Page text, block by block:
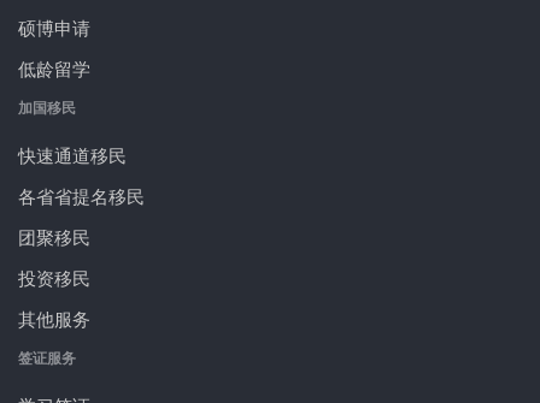
硕博申请
低龄留学
加国移民
快速通道移民
各省省提名移民
团聚移民
投资移民
其他服务
签证服务